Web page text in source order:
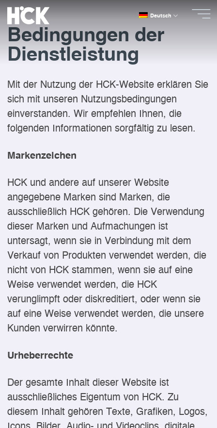
Zum
Inhalt
springen
Deutsch
Bedingungen der
Dienstleistung
Mit der Nutzung der HCK-Website erklären Sie
sich mit unseren Nutzungsbedingungen
einverstanden. Wir empfehlen Ihnen, die
folgenden Informationen sorgfältig zu lesen.
Markenzeichen
HCK und andere auf unserer Website
angegebene Marken sind Marken, die
ausschließlich HCK gehören. Die Verwendung
dieser Marken und Aufmachungen ist
untersagt, wenn sie in Verbindung mit dem
Verkauf von Produkten verwendet werden, die
nicht von HCK stammen, wenn sie auf eine
Weise verwendet werden, die HCK
verunglimpft oder diskreditiert, oder wenn sie
auf eine Weise verwendet werden, die unsere
Kunden verwirren könnte.
Urheberrechte
Der gesamte Inhalt dieser Website ist
ausschließliches Eigentum von HCK. Zu
diesem Inhalt gehören Texte, Grafiken, Logos,